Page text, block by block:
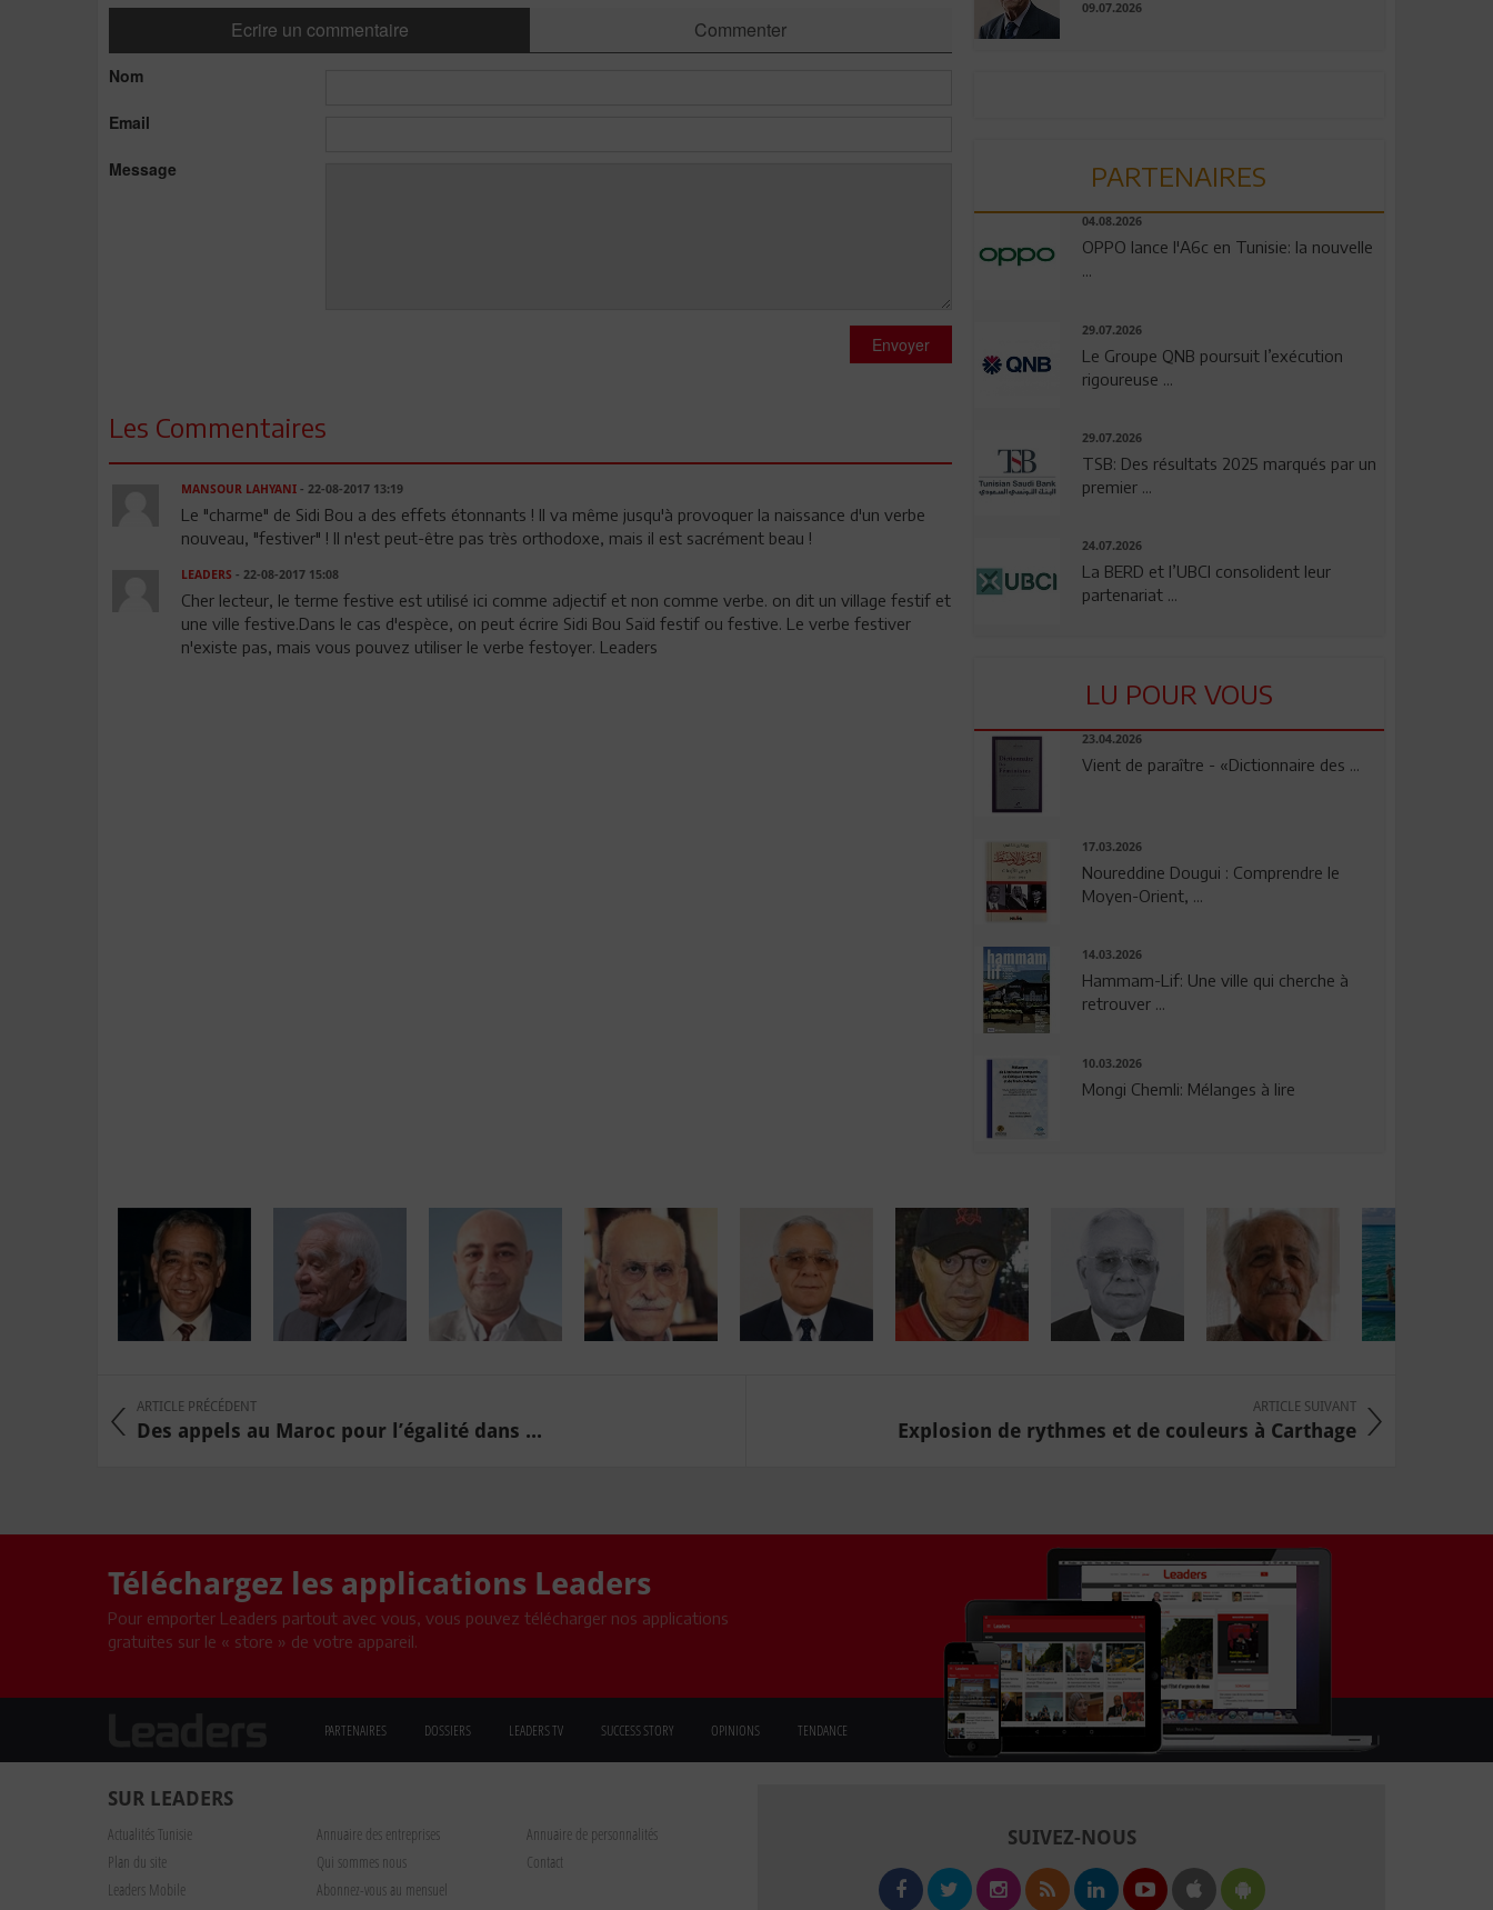
Ecrire un commentaire Commenter
Nom
Email
Message
Envoyer
Les Commentaires
MANSOUR LAHYANI- 22-08-2017 13:19
Le "charme" de Sidi Bou a des effets étonnants ! Il va même jusqu'à provoquer la naissance d'un verbe
nouveau, "festiver" ! Il n'est peut-être pas très orthodoxe, mais il est sacrément beau !
LEADERS - 22-08-2017 15:08
Cher lecteur, le terme festive est utilisé ici comme adjectif et non comme verbe. on dit un village festif et
une ville festive.Dans le cas d'espèce, on peut écrire Sidi Bou Saïd festif ou festive. Le verbe festiver
n'existe pas, mais vous pouvez utiliser le verbe festoyer. Leaders
09.07.2026
PARTENAIRES
04.08.2026
OPPO lance l'A6c en Tunisie: la nouvelle
...
29.07.2026
Le Groupe QNB poursuit l’exécution
rigoureuse ...
29.07.2026
TSB: Des résultats 2025 marqués par un
premier ...
24.07.2026
La BERD et l’UBCI consolident leur
partenariat ...
LU POUR VOUS
23.04.2026
Vient de paraître - «Dictionnaire des ...
17.03.2026
Noureddine Dougui : Comprendre le
Moyen-Orient, ...
14.03.2026
Hammam-Lif: Une ville qui cherche à
retrouver ...
10.03.2026
Mongi Chemli: Mélanges à lire
ARTICLE PRÉCÉDENT
Des appels au Maroc pour l’égalité dans ...
ARTICLE SUIVANT
Explosion de rythmes et de couleurs à Carthage
Téléchargez les applications Leaders
Pour emporter Leaders partout avec vous, vous pouvez télécharger nos applications
gratuites sur le « store » de votre appareil.
PARTENAIRES DOSSIERS LEADERS TV SUCCESS STORY OPINIONS TENDANCE
SUR LEADERS
Actualités Tunisie Annuaire des entreprises
Annuaire de personnalités
Plan du site
Qui sommes nous
Contact
Leaders Mobile
Abonnez-vous au mensuel
SUIVEZ-NOUS